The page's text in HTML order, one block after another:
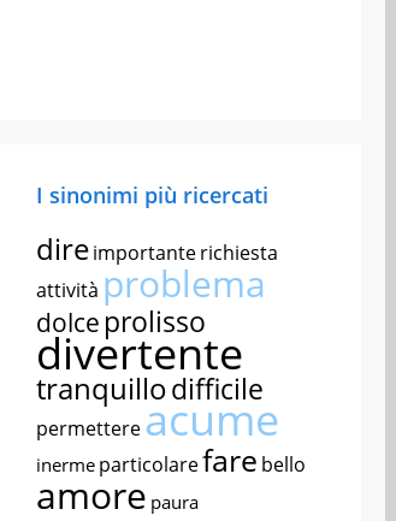
I sinonimi più ricercati
direimportanterichiesta
attività problema
dolce prolisso
divertente
tranquillodifficile
permettereacume
inerme particolarefare bello
amore paura